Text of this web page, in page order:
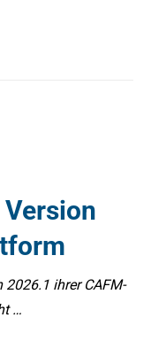
2026.1 ihrer CAFM-
…